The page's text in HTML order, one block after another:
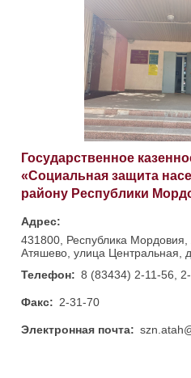
Государственное
«Социальная защита
району Республики
Адрес:
431800, Республика Мордовия,
Атяшево, улица Центральная,
Телефон: 8 (83434) 2-11-56,
Факс: 2-31-70
Электронная почта: